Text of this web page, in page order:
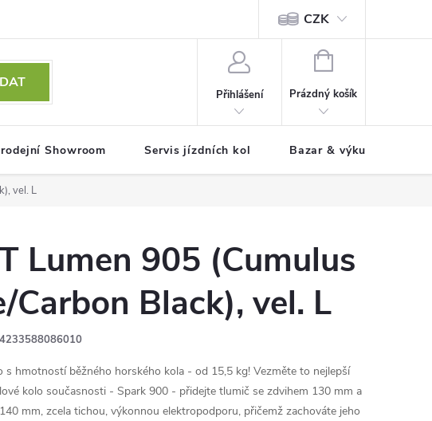
CZK
Přihlášení
NÁKUPNÍ
Prázdný košík
Showroom Servis jízdních kol Bazar & výkup jízdních
vel. L
Lumen 905 (Cumulus
Black), vel. L
s hmotností běžného horského kola - od 15,5 kg! Vezměte to nejlepší
kolo současnosti - Spark 900 - přidejte tlumič se zdvihem 130 mm a
mm, zcela tichou, výkonnou elektropodporu, přičemž zachováte jeho